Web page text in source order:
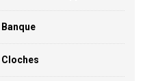
Banque
Cloches